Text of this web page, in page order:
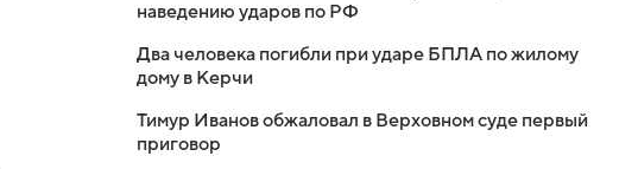
наведению ударов по РФ
Два человека погибли при ударе БПЛА по жилому
дому в Керчи
Тимур Иванов обжаловал в Верховном суде первый
приговор